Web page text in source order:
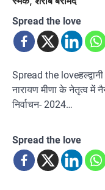
Spread the love
Spread the
नारायण मीणा के नेतृत्व में
निर्वाचन- 2024…
Spread the love